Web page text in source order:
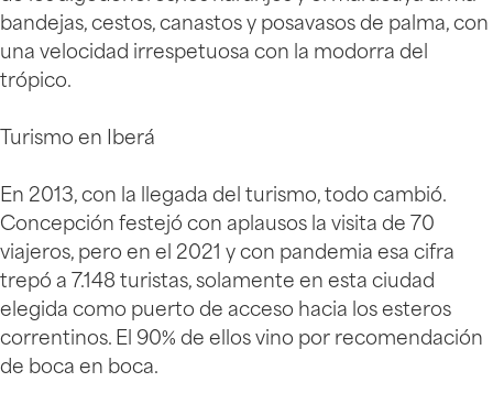
bandejas, cestos, canastos y posavasos de palma, con
una velocidad irrespetuosa con la modorra del
trópico.
Turismo en Iberá
En 2013, con la llegada del turismo, todo cambió.
Concepción festejó con aplausos la visita de 70
viajeros, pero en el 2021 y con pandemia esa cifra
trepó a 7.148 turistas, solamente en esta ciudad
elegida como puerto de acceso hacia los esteros
correntinos. El 90% de ellos vino por recomendación
de boca en boca.